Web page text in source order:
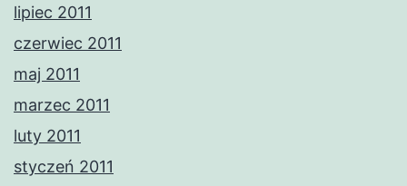
lipiec 2011
czerwiec 2011
maj 2011
marzec 2011
luty 2011
styczeń 2011